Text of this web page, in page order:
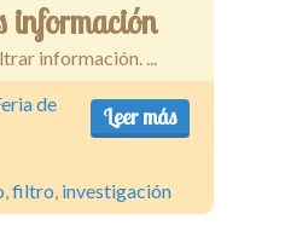
información
información. ...
Leer más
de
,filtro, investigación